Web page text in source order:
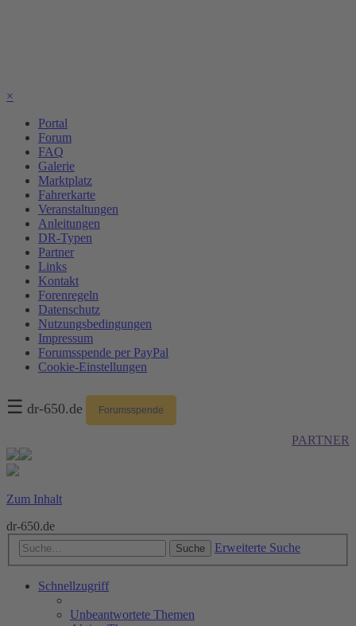
×
Portal
Forum
FAQ
Galerie
Marktplatz
Fahrerkarte
Veranstaltungen
Anleitungen
DR-Typen
Partner
Links
Kontakt
Forenregeln
Datenschutz
Nutzungsbedingungen
Impressum
Forumsspende per PayPal
Cookie-Einstellungen
☰ dr-650.de Forumsspende
PARTNER
Zum Inhalt
dr-650.de
Suche Erweiterte Suche
Schnellzugriff
Unbeantwortete Themen